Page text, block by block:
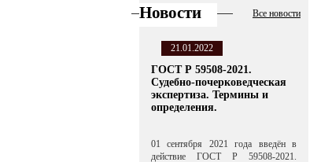
Новости Все новости
21.01.2022
ГОСТ Р 59508-2021.
Судебно-почерковедческая
экспертиза. Термины и
определения.
01 сентября 2021 года введён в
действие ГОСТ Р 59508-2021.